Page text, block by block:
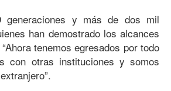
generaciones y más de dos mil
han demostrado los alcances
tenemos egresados por todo
con otras instituciones y somos